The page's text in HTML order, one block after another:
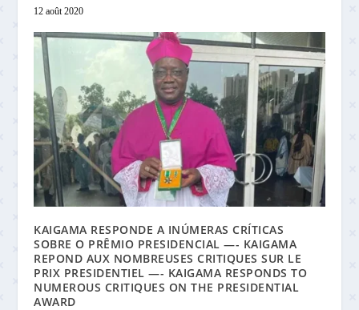
12 août 2020
KAIGAMA RESPONDE A INÚMERAS CRÍTICAS
SOBRE O PRÊMIO PRESIDENCIAL —- KAIGAMA
REPOND AUX NOMBREUSES CRITIQUES SUR LE
PRIX PRESIDENTIEL —- KAIGAMA RESPONDS TO
NUMEROUS CRITIQUES ON THE PRESIDENTIAL
AWARD